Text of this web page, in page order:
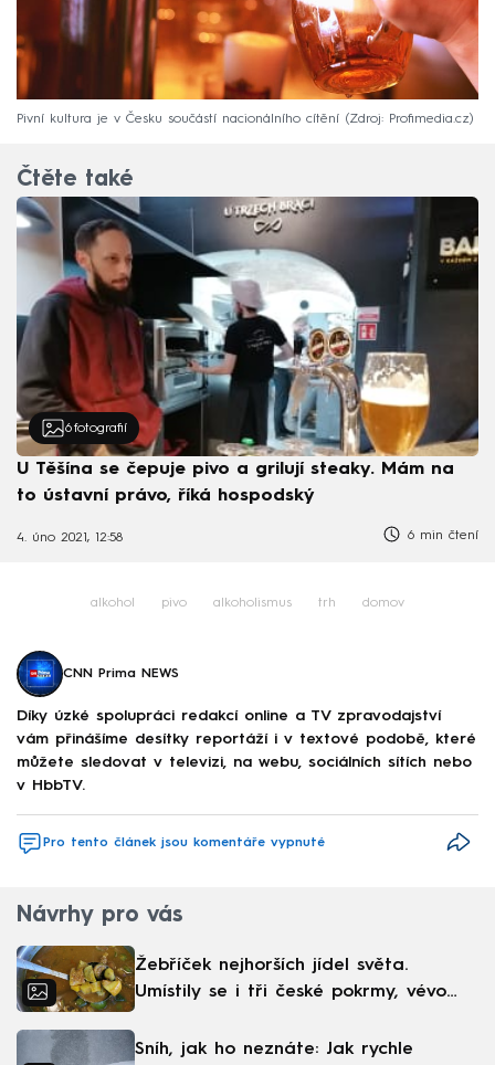
Pivní kultura je v Česku součástí nacionálního cítění Zdroj: Profimedia.cz
Čtěte také
6 fotografií
U Těšína se čepuje pivo a grilují steaky. Mám na
to ústavní právo, říká hospodský
4. úno 2021, 12:58 6 min čtení
alkohol pivo alkoholismus trh domov
CNN Prima NEWS
Díky úzké spolupráci redakcí online a TV zpravodajství
vám přinášíme desítky reportáží i v textové podobě, které
můžete sledovat v televizi, na webu, sociálních sítích nebo
v HbbTV.
Pro tento článek jsou komentáře vypnuté
Návrhy pro vás
Žebříček nejhorších jídel světa.
Umístily se i tři české pokrmy, vévodí
Sníh, jak ho neznáte: Jak rychle